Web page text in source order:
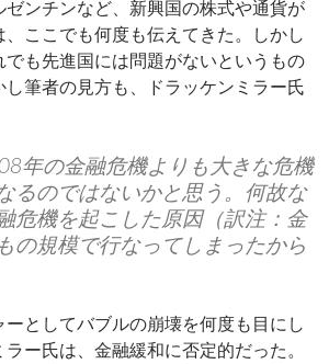
ンチンなど、新興国の株式や通貨が
ここでも何度も伝えてきた。しかし
でも先進国には問題がないというもの
筆者の見方も、ドラッケンミラー氏
年の金融危機よりも大きな危機
るのではないかと思う。何故な
危機を起こした原因（訳注：金
の規模で行なってしまったから
としてバブルの崩壊を何度も目にし
ー氏は、金融緩和に否定的だった。